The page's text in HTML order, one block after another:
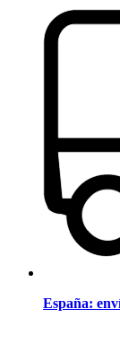
España: